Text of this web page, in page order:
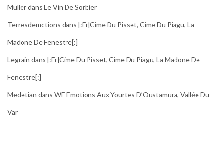
Mullerdans Le Vin De Sorbier
Terresdemotions dans [:fr]Cime Du Pisset, Cime Du Piagu, La
Madone De Fenestre[:]
Legrain dans [:fr]Cime Du Pisset, Cime Du Piagu, La Madone De
Fenestre[:]
Medetian dans WE Emotions Aux Yourtes D’Oustamura, Vallée Du
Var